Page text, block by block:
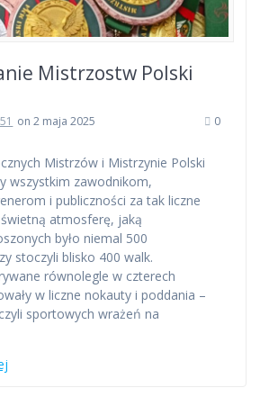
Mistrzostw Polski
on 2 maja 2025 0
Mistrzów i Mistrzynie Polski
wszystkim zawodnikom,
i publiczności za tak liczne
atmosferę, jaką
było niemal 500
stoczyli blisko 400 walk.
równolegle w czterech
w liczne nokauty i poddania –
sportowych wrażeń na